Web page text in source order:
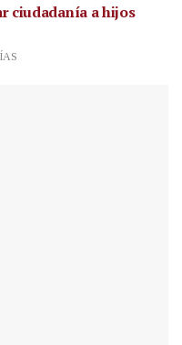
ciudadanía a hijos